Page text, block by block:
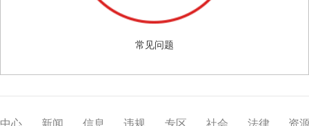
常见问题
中心 新闻
信息
违规
专区
社会
法律
资